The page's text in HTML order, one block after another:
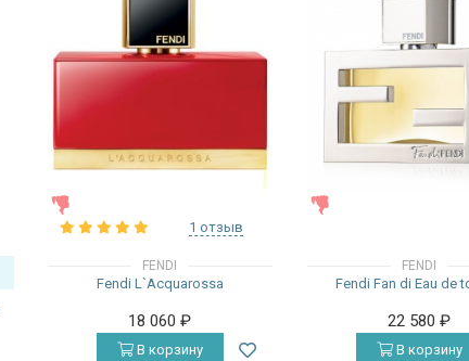
1 отзыв
FENDI
Fendi L`Acquarossa
18 060₽
В корзину
FENDI
Fendi Fan di Eau de
22 580₽
В корзину